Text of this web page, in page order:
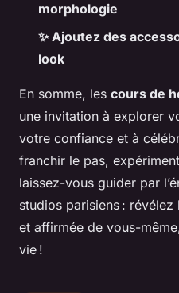
morphologie
✨ Ajoutez des
look
En somme, les cours de
une invitation à explorer
votre confiance et à
franchir le pas,
laissez-vous guider par
studios parisiens :
et affirmée de vous-
vie !